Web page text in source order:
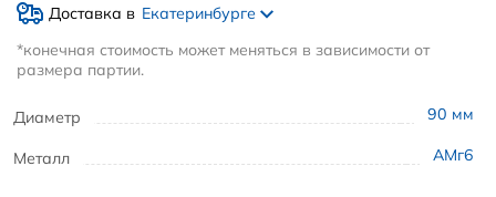
Диаметр 90 мм
Металл АМг6
Доставка в Екатеринбурге
*конечная стоимость может меняться в зависимости от
размера партии.